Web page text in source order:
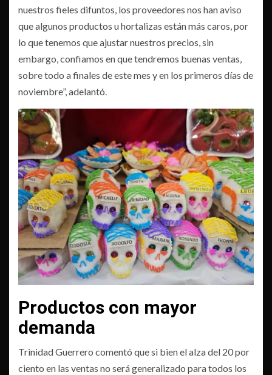
nuestros fieles difuntos, los proveedores nos han aviso
que algunos productos u hortalizas están más caros, por
lo que tenemos que ajustar nuestros precios, sin
embargo, confiamos en que tendremos buenas ventas,
sobre todo a finales de este mes y en los primeros días de
noviembre”, adelantó.
Productos con mayor
demanda
Trinidad Guerrero comentó que si bien el alza del 20 por
ciento en las ventas no será generalizado para todos los